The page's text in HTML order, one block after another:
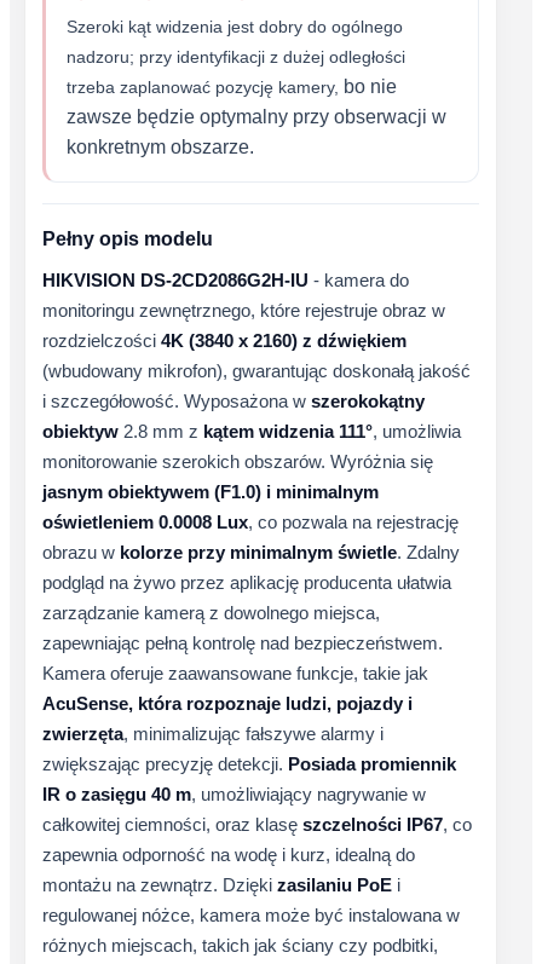
Szeroki kąt widzenia jest dobry do ogólnego
nadzoru; przy identyfikacji z dużej odległości
trzeba zaplanować pozycję kamery, bo nie
zawsze będzie optymalny przy obserwacji w
konkretnym obszarze.
Pełny opis modelu
HIKVISION DS-2CD2086G2H-IU - kamera do
monitoringu zewnętrznego, które rejestruje obraz w
rozdzielczości 4K (3840 x 2160) z dźwiękiem
(wbudowany mikrofon), gwarantując doskonałą jakość
i szczegółowość. Wyposażona w szerokokątny
obiektyw 2.8 mm z kątem widzenia 111°, umożliwia
monitorowanie szerokich obszarów. Wyróżnia się
jasnym obiektywem (F1.0) i minimalnym
oświetleniem 0.0008 Lux, co pozwala na rejestrację
obrazu w kolorze przy minimalnym świetle. Zdalny
podgląd na żywo przez aplikację producenta ułatwia
zarządzanie kamerą z dowolnego miejsca,
zapewniając pełną kontrolę nad bezpieczeństwem.
Kamera oferuje zaawansowane funkcje, takie jak
AcuSense, która rozpoznaje ludzi, pojazdy i
zwierzęta, minimalizując fałszywe alarmy i
zwiększając precyzję detekcji. Posiada promiennik
IR o zasięgu 40 m, umożliwiający nagrywanie w
całkowitej ciemności, oraz klasę szczelności IP67, co
zapewnia odporność na wodę i kurz, idealną do
montażu na zewnątrz. Dzięki zasilaniu PoE i
regulowanej nóżce, kamera może być instalowana w
różnych miejscach, takich jak ściany czy podbitki,